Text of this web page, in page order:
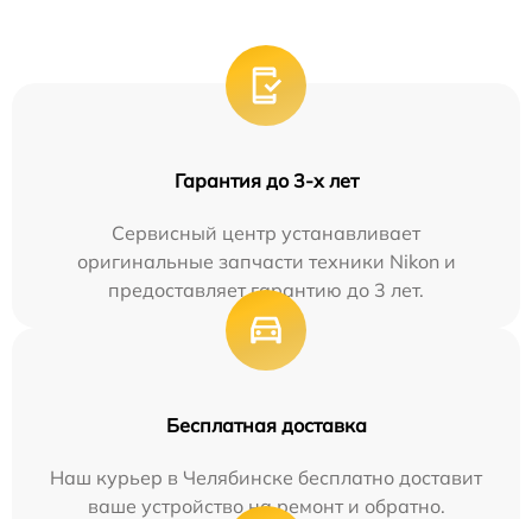
Гарантия до 3-х лет
Сервисный центр устанавливает
оригинальные запчасти техники Nikon и
предоставляет гарантию до 3 лет.
Бесплатная доставка
Наш курьер в Челябинске бесплатно доставит
ваше устройство на ремонт и обратно.